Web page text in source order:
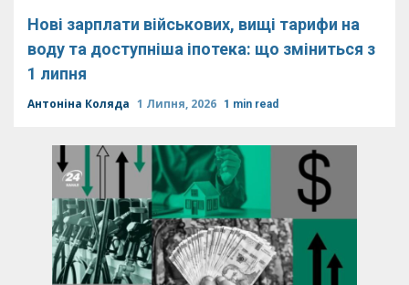
Нові зарплати військових, вищі тарифи на
воду та доступніша іпотека: що зміниться з
1 липня
Антоніна Коляда 1 Липня, 2026 1 min read